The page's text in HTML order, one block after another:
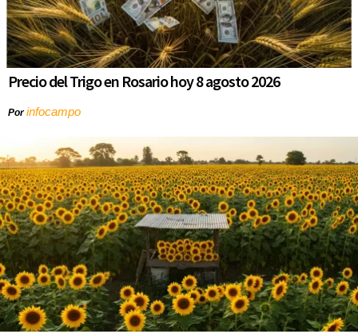
Precio del Trigo en Rosario hoy 8 agosto 2026
Porinfocampo